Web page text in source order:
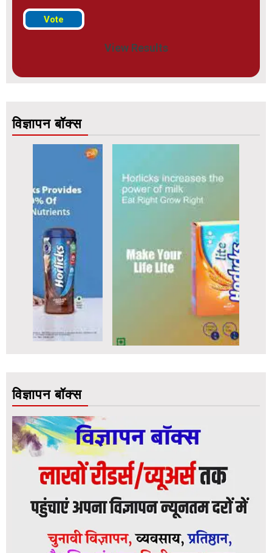
View Results
विज्ञापन बॉक्स
विज्ञापन बॉक्स